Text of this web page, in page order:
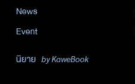
News
Event
นิยาย by KaweBook